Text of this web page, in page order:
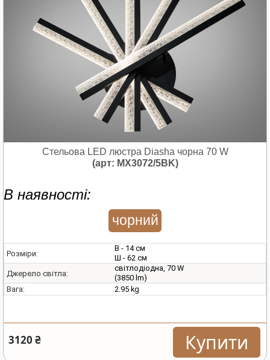
Стельова LED люстра Diasha чорна 70 W
(арт: MX3072/5BK)
В наявності:
чорний
Розміри:
В - 14 см
Ш - 62 см
Джерело світла:
світлодіодна, 70 W
(3850 lm)
Вага:
2.95 kg
3120 ₴ Купити